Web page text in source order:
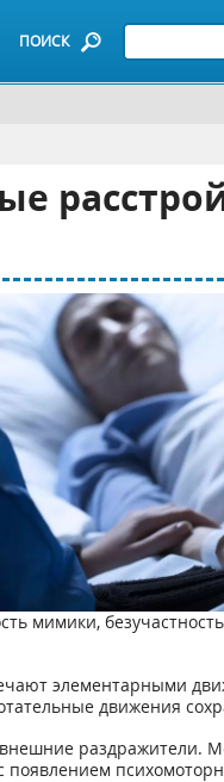
ПОИСК
мимики,
элементарными
движения
раздражители.